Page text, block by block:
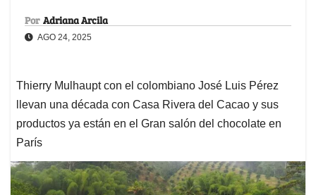
Por Adriana Arcila
AGO 24, 2025
Thierry Mulhaupt con el colombiano José Luis Pérez
llevan una década con Casa Rivera del Cacao y sus
productos ya están en el Gran salón del chocolate en
París